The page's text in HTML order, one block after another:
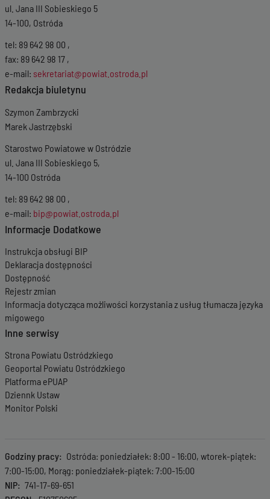
ul. Jana III Sobieskiego 5
14-100, Ostróda
tel: 89 642 98 00 ,
fax: 89 642 98 17 ,
e-mail: sekretariat@powiat.ostroda.pl
Redakcja biuletynu
Szymon Zambrzycki
Marek Jastrzębski
Starostwo Powiatowe w Ostródzie
ul. Jana III Sobieskiego 5,
14-100 Ostróda
tel: 89 642 98 00 ,
e-mail: bip@powiat.ostroda.pl
Informacje Dodatkowe
Instrukcja obsługi BIP
Deklaracja dostępności
Dostępność
Rejestr zmian
Informacja dotycząca możliwości korzystania z usług tłumacza języka
migowego
Inne serwisy
Strona Powiatu Ostródzkiego
Geoportal Powiatu Ostródzkiego
Platforma ePUAP
Dziennk Ustaw
Monitor Polski
Godziny pracy
Ostróda: poniedziałek: 8:00 - 16:00, wtorek-piątek:
7:00-15:00, Morąg: poniedziałek-piątek: 7:00-15:00
NIP
741-17-69-651